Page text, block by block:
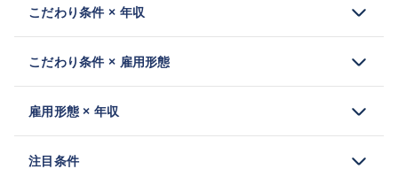
こだわり条件 × 年収
こだわり条件 × 雇用形態
雇用形態 × 年収
注目条件